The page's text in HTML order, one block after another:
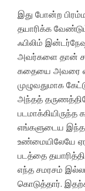
இது போன்ற
தயாரிக்க
ஃபிலிம்
அவர்களை தான்
கதையை அவரை
முழுவதுமாக
அந்தத்
எங்களுடைய இந்த
உண்மையிலேயே
படத்தை
எந்த சமரசம்
கொடுத்தார்.